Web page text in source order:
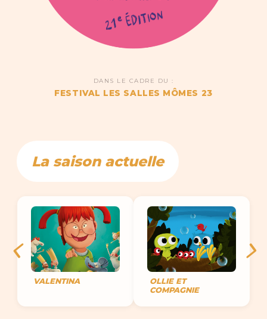
DANS LE CADRE DU :
FESTIVAL LES SALLES MÔMES 23
La saison actuelle
VALENTINA
OLLIE ET
COMPAGNIE